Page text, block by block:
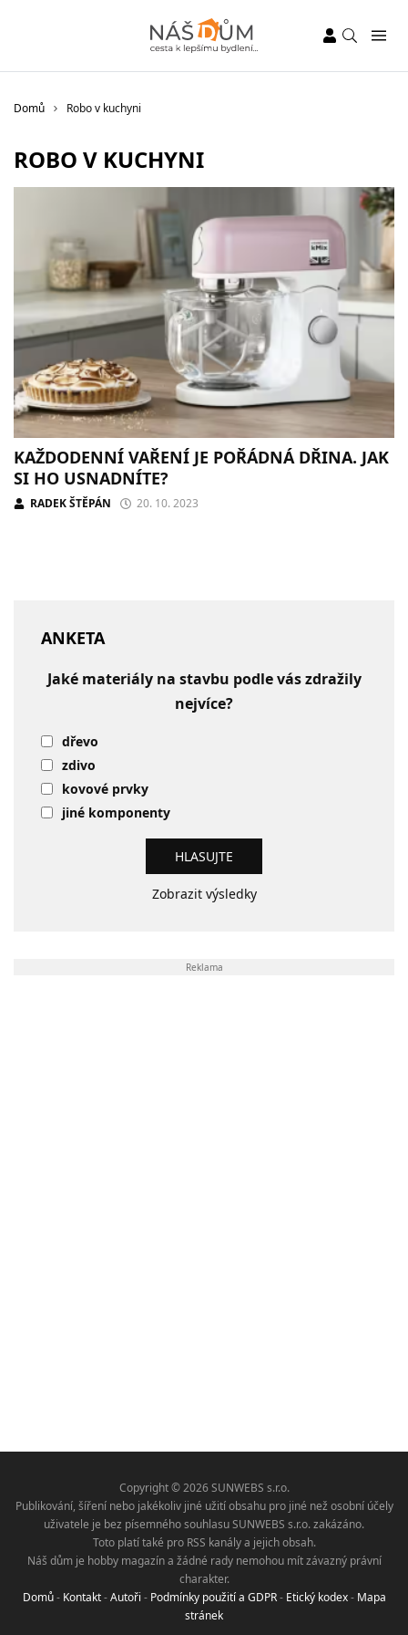
Domů Robo v kuchyni
ROBO V KUCHYNI
KAŽDODENNÍ VAŘENÍ JE POŘÁDNÁ DŘINA. JAK
SI HO USNADNÍTE?
RADEK ŠTĚPÁN 20. 10. 2023
ANKETA
Jaké materiály na stavbu podle vás zdražily
nejvíce?
dřevo
zdivo
kovové prvky
jiné komponenty
Zobrazit výsledky
Reklama
Copyright © 2026 SUNWEBS s.r.o.
Publikování, šíření nebo jakékoliv jiné užití obsahu pro jiné než osobní účely
uživatele je bez písemného souhlasu SUNWEBS s.r.o. zakázáno.
Toto platí také pro RSS kanály a jejich obsah.
Náš dům je hobby magazín a žádné rady nemohou mít závazný právní
charakter.
Domů- Kontakt-Autoři - Podmínky použití a GDPR- Etický kodex- Mapa
stránek